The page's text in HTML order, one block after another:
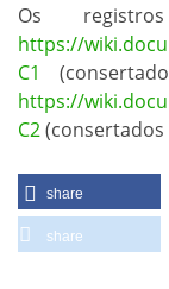
Os
https://
C1
https://
C2(consertados
share
share